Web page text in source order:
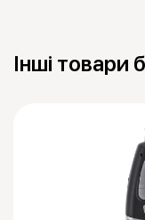
Інші товари